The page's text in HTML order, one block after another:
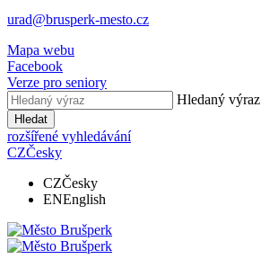
urad@brusperk-mesto.cz
Mapa webu
Facebook
Verze pro seniory
Hledaný výraz
Hledat
rozšířené vyhledávání
CZČesky
CZČesky
ENEnglish